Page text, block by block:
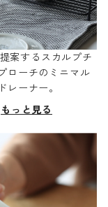
案するスカルプチ
ローチのミニマル
レーナー。
もっと見る